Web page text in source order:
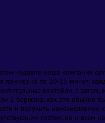
по 10-15 минут,
коктейли, а
2 бармена, как это обычно
и получить
гостям, но и всем